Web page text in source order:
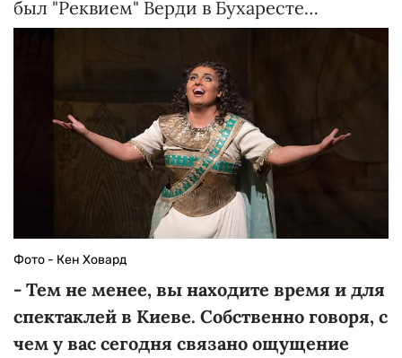
был "Реквием" Верди в Бухаресте…
Фото - Кен Ховард
- Тем не менее, вы находите время и для
спектаклей в Киеве. Собственно говоря, с
чем у вас сегодня связано ощущение